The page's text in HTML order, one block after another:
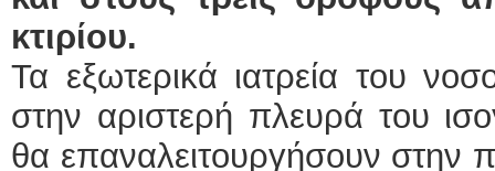
κτιρίου.
Τα εξωτερικά ιατρεία του
στην αριστερή πλευρά του
θα επαναλειτουργήσουν στην